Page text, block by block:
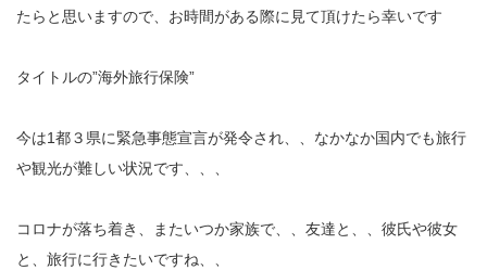
たらと思いますので、お時間がある際に見て頂けたら幸いです
タイトルの”海外旅行保険”
今は1都３県に緊急事態宣言が発令され、、なかなか国内でも旅行
や観光が難しい状況です、、、
コロナが落ち着き、またいつか家族で、、友達と、、彼氏や彼女
と、旅行に行きたいですね、、